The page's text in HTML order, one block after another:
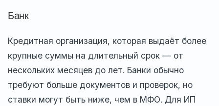
Банк
Кредитная организация, которая выдаёт более
крупные суммы на длительный срок — от
нескольких месяцев до лет. Банки обычно
требуют больше документов и проверок, но
ставки могут быть ниже, чем в МФО. Для ИП